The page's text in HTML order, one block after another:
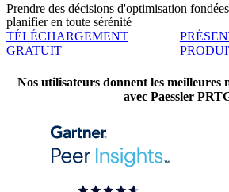
Prendre des décisions d'optimisation
planifier en toute sérénité
TÉLÉCHARGEMENT
GRATUIT
Nos utilisateurs donnent les meilleures
avec Paessler